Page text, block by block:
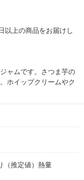
以上の商品をお届けし
ャムです。さつま芋の
ホイップクリームやク
（推定値）熱量